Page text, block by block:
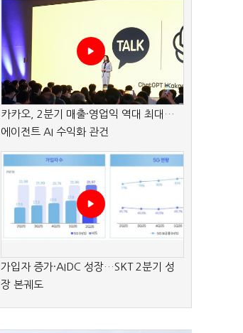
카카오, 2분기 매출·영업익 역대 최대…
에이전트 AI 수익화 관건
가입자 증가·AIDC 성장…SKT 2분기 성
장 본궤도